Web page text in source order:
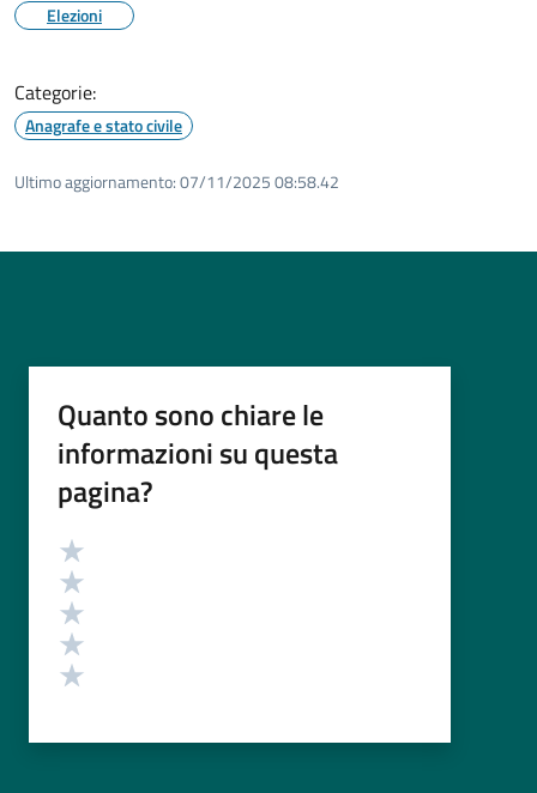
Elezioni
Categorie:
Anagrafe e stato civile
Ultimo aggiornamento:07/11/2025 08:58.42
Quanto sono chiare le
informazioni su questa
pagina?
Valutazione